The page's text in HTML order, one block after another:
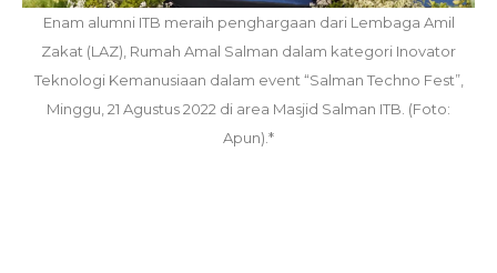
Enam alumni ITB meraih penghargaan dari Lembaga Amil
Zakat (LAZ), Rumah Amal Salman dalam kategori Inovator
Teknologi Kemanusiaan dalam event “Salman Techno Fest”,
Minggu, 21 Agustus 2022 di area Masjid Salman ITB. (Foto:
Apun).*